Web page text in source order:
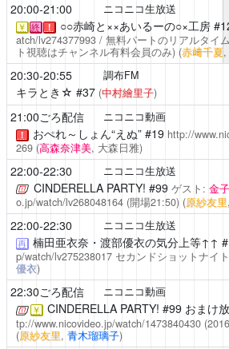
20:00-21:00 ニコニコ生放送
￥ 終 ！ ○○赤崎と××あいるーの○×工房
atch/lv274377993/ 無料パートのリアルタイ
ト視聴はチャンネル有料会員のみ) (赤﨑千夏,
20:30-20:55 調布FM
キラとき☆ #37 (中村繪里子)
21:00ごろ配信 ニコニコ動画
！ おぺれ～しょん“えぬ”#19 http://
269 (高森奈津美, 大森日雅)
22:00-22:30 ニコニコ生放送
CINDERELLA PARTY! #99 ゲスト: 金
o.jp/watch/lv268048164(開場21:50) (原紗友里,
22:00-22:30 ニコニコ生放送
再 楠田亜衣奈・渡部優衣の気分上等↑↑
p/watch/lv275238017セカンドショットナイ
優衣)
22:30ごろ配信 ニコニコ動画
￥ CINDERELLA PARTY! #99 おまけ
tp://www.nicovideo.jp/watch/1473840430
(原紗友里, 青木瑠璃子)